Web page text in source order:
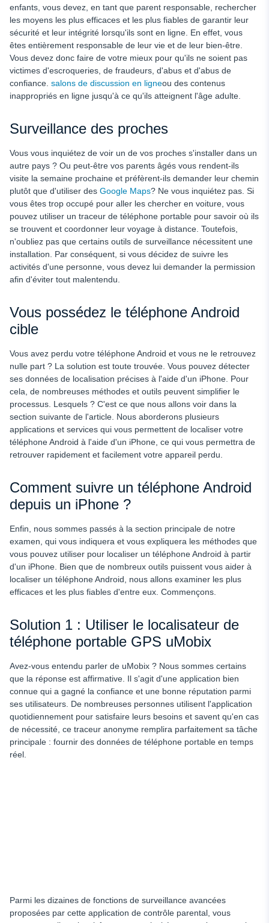
enfants, vous devez, en tant que parent responsable, rechercher
les moyens les plus efficaces et les plus fiables de garantir leur
sécurité et leur intégrité lorsqu'ils sont en ligne. En effet, vous
êtes entièrement responsable de leur vie et de leur bien-être.
Vous devez donc faire de votre mieux pour qu'ils ne soient pas
victimes d'escroqueries, de fraudeurs, d'abus et d'abus de
confiance. salons de discussion en ligneou des contenus
inappropriés en ligne jusqu'à ce qu'ils atteignent l'âge adulte.
Surveillance des proches
Vous vous inquiétez de voir un de vos proches s'installer dans un
autre pays ? Ou peut-être vos parents âgés vous rendent-ils
visite la semaine prochaine et préfèrent-ils demander leur chemin
plutôt que d'utiliser des Google Maps? Ne vous inquiétez pas. Si
vous êtes trop occupé pour aller les chercher en voiture, vous
pouvez utiliser un traceur de téléphone portable pour savoir où ils
se trouvent et coordonner leur voyage à distance. Toutefois,
n'oubliez pas que certains outils de surveillance nécessitent une
installation. Par conséquent, si vous décidez de suivre les
activités d'une personne, vous devez lui demander la permission
afin d'éviter tout malentendu.
Vous possédez le téléphone Android
cible
Vous avez perdu votre téléphone Android et vous ne le retrouvez
nulle part ? La solution est toute trouvée. Vous pouvez détecter
ses données de localisation précises à l'aide d'un iPhone. Pour
cela, de nombreuses méthodes et outils peuvent simplifier le
processus. Lesquels ? C'est ce que nous allons voir dans la
section suivante de l'article. Nous aborderons plusieurs
applications et services qui vous permettent de localiser votre
téléphone Android à l'aide d'un iPhone, ce qui vous permettra de
retrouver rapidement et facilement votre appareil perdu.
Comment suivre un téléphone Android
depuis un iPhone ?
Enfin, nous sommes passés à la section principale de notre
examen, qui vous indiquera et vous expliquera les méthodes que
vous pouvez utiliser pour localiser un téléphone Android à partir
d'un iPhone. Bien que de nombreux outils puissent vous aider à
localiser un téléphone Android, nous allons examiner les plus
efficaces et les plus fiables d'entre eux. Commençons.
Solution 1 : Utiliser le localisateur de
téléphone portable GPS uMobix
Avez-vous entendu parler de uMobix ? Nous sommes certains
que la réponse est affirmative. Il s'agit d'une application bien
connue qui a gagné la confiance et une bonne réputation parmi
ses utilisateurs. De nombreuses personnes utilisent l'application
quotidiennement pour satisfaire leurs besoins et savent qu'en cas
de nécessité, ce traceur anonyme remplira parfaitement sa tâche
principale : fournir des données de téléphone portable en temps
réel.
Parmi les dizaines de fonctions de surveillance avancées
proposées par cette application de contrôle parental, vous